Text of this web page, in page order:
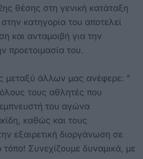
θέσης στη γενική κατάταξη
κατηγορία του αποτελεί
και ανταμοιβή για την
προετοιμασία του.
μεταξύ άλλων μας ανέφερε: "
τους αθλητές που
του αγώνα
καθώς και τους
εξαιρετική διοργάνωση σε
Συνεχίζουμε δυναμικά, με